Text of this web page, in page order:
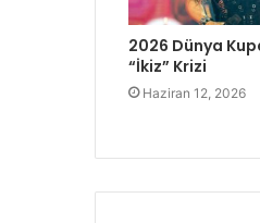
2026 Dünya
“İkiz” Krizi
Haziran 12, 2026